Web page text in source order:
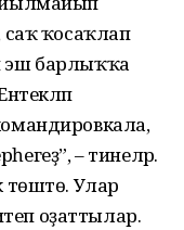
саҡ ҡосаҡлап
эш барлыҡҡа
– тинеләр.
төштө. Улар
оҙаттылар.